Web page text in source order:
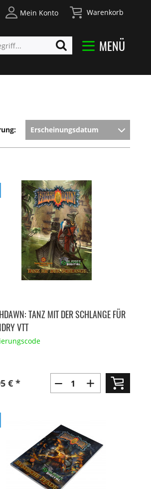
Mein Konto Warenkorb
MENÜ
TANZ MIT DER SCHLANGE FÜR
VTT
€ *